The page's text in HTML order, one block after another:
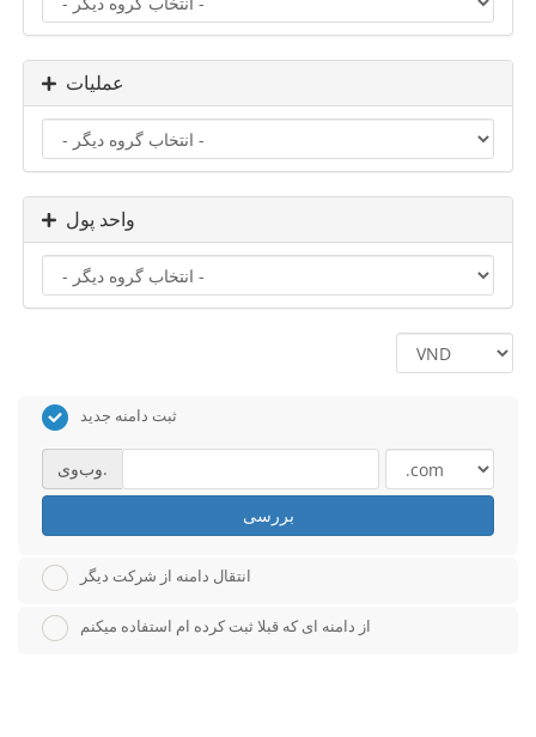
عملیات
واحد پول
ثبت دامنه جدید
وب‌وی.
بررسی
انتقال دامنه از شرکت دیگر
از دامنه ای که قبلا ثبت کرده ام استفاده میکنم